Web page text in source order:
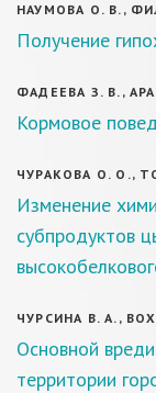
НАУМОВА О. В.,
Получение
ФАДЕЕВА З. В.,
Кормовое
ЧУРАКОВА О. О.,
Изменение
субпродуктов
ЧУРСИНА В. А.,
Основной
территории